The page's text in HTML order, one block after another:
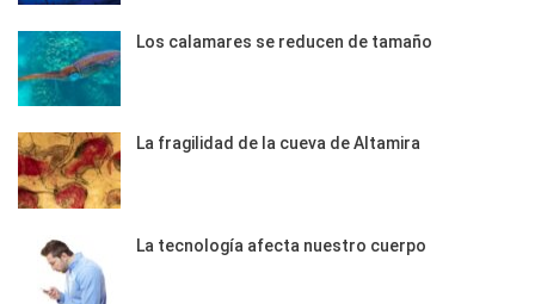
Los calamares se reducen de tamaño
La fragilidad de la cueva de Altamira
La tecnología afecta nuestro cuerpo